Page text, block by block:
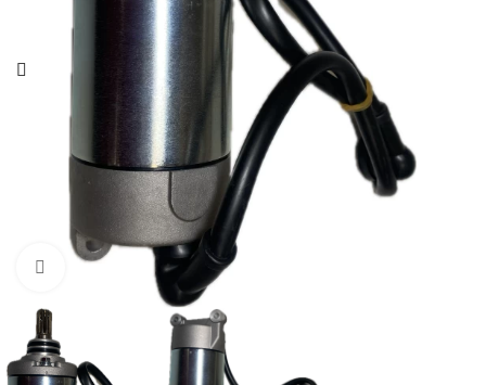
Нажмите, чтобы увеличить